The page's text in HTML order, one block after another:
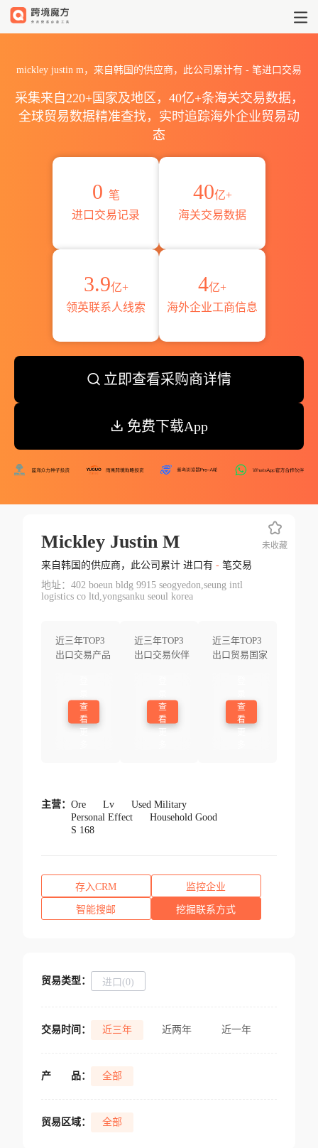
mickley justin m，来自韩国的供应商，此公司累计有 - 笔进口交易
采集来自220+国家及地区，40亿+条海关交易数据，
全球贸易数据精准查找，实时追踪海外企业贸易动
态
0 笔
进口交易记录
40亿+
海关交易数据
3.9亿+
领英联系人线索
4亿+
海外企业工商信息
立即查看采购商详情
免费下载App
Mickley Justin M
来自韩国的供应商，此公司累计 进口有 -笔交易
地址：402 boeun bldg 9915 seogyedon,seung intl
logistics co ltd,yongsanku seoul korea
近三年TOP3
出口交易产品
查
看
近三年TOP3
出口交易伙伴
查
看
近三年TOP3
出口贸易国家
查
看
未收藏
主营： Ore Lv
Used Military
Personal Effect
Household Good
S 168
存入CRM 监控企业
智能搜邮 挖掘联系方式
贸易类型： 进口(0)
交易时间： 近三年 近两年 近一年
产 品： 全部
贸易区域： 全部